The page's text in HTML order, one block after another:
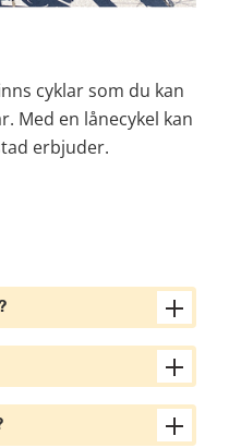
cyklar som du kan
Med en lånecykel kan
erbjuder.